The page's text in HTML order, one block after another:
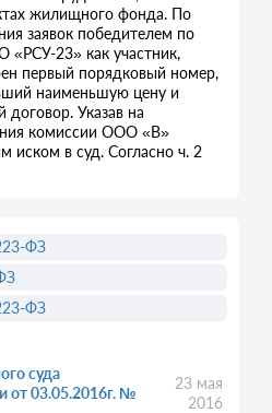
жилищного фонда. По
заявок победителем по
23» как участник,
первый порядковый номер,
наименьшую цену и
договор. Указав на
комиссии ООО «В»
иском в суд. Согласно ч. 2
суда
от 03.05.2016г. №
23 мая
2016
ФЗ
ФЗ